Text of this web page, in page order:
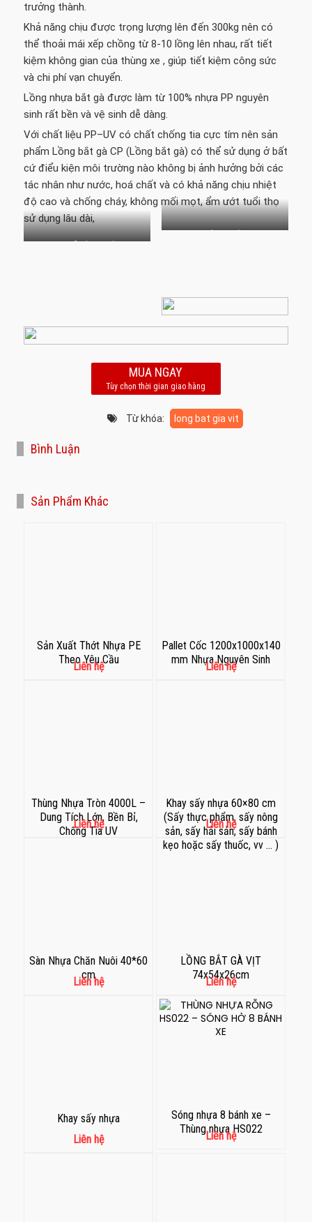
trưởng thành.
Khả năng chịu được trọng lượng lên đến 300kg nên có
thể thoải mái xếp chồng từ 8-10 lồng lên nhau, rất tiết
kiệm không gian của thùng xe , giúp tiết kiệm công sức
và chi phí vạn chuyển.
Lồng nhựa bắt gà được làm từ 100% nhựa PP nguyên
sinh rất bền và vệ sinh dễ dàng.
Với chất liệu PP–UV có chất chống tia cực tím nên sản
phẩm Lồng bắt gà CP (Lồng bắt gà) có thể sử dụng ở bất
cứ điểu kiện môi trường nào không bị ảnh hưởng bởi các
tác nhân như nước, hoá chất và có khả năng chịu nhiệt
độ cao và chống cháy, không mối mọt, ẩm ướt tuổi thọ
sử dụng lâu dài,
lòng gà
xe tải lòng gà
MUA NGAY
Tùy chọn thời gian giao hàng
Từ khóa: long bat gia vit
Bình Luận
Sản Phẩm Khác
Sản Xuất Thớt Nhựa PE
Theo Yêu Cầu
Liên hệ
Pallet Cốc 1200x1000x140
mm Nhựa Nguyên Sinh
Liên hệ
Thùng Nhựa Tròn 4000L –
Dung Tích Lớn, Bền Bỉ,
Chống Tia UV
Liên hệ
Khay sấy nhựa 60×80 cm
(Sấy thực phẩm, sấy nông
sản, sấy hải sản, sấy bánh
kẹo hoặc sấy thuốc, vv … )
Liên hệ
Sàn Nhựa Chăn Nuôi 40*60
cm
Liên hệ
LỒNG BẮT GÀ VỊT
74x54x26cm
Liên hệ
Khay sấy nhựa
Liên hệ
Sóng nhựa 8 bánh xe –
Thùng nhựa HS022
Liên hệ